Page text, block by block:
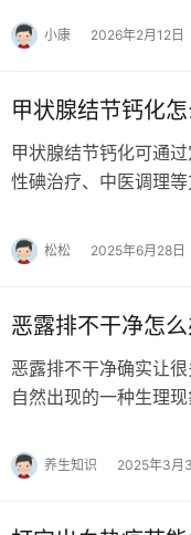
小康 2026年2月12日
甲状腺结节钙化
甲状腺结节钙化可通
性碘治疗、中医调理
松松 2025年6月28日
恶露排不干净怎
恶露排不干净确实让
自然出现的一种生理
养生知识 2025年3月